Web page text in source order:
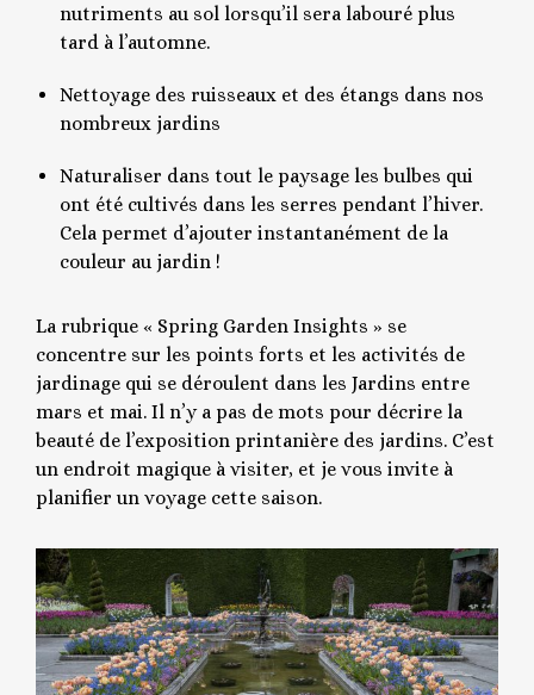
nutriments au sol lorsqu’il sera labouré plus
tard à l’automne.
Nettoyage des ruisseaux et des étangs dans nos
nombreux jardins
Naturaliser dans tout le paysage les bulbes qui
ont été cultivés dans les serres pendant l’hiver.
Cela permet d’ajouter instantanément de la
couleur au jardin !
La rubrique « Spring Garden Insights » se
concentre sur les points forts et les activités de
jardinage qui se déroulent dans les Jardins entre
mars et mai. Il n’y a pas de mots pour décrire la
beauté de l’exposition printanière des jardins. C’est
un endroit magique à visiter, et je vous invite à
planifier un voyage cette saison.